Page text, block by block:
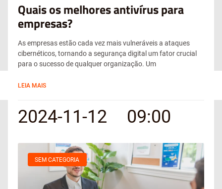
Quais os melhores antivírus para
empresas?
As empresas estão cada vez mais vulneráveis a ataques
cibernéticos, tornando a segurança digital um fator crucial
para o sucesso de qualquer organização. Um
LEIA MAIS
2024-11-12 09:00
SEM CATEGORIA